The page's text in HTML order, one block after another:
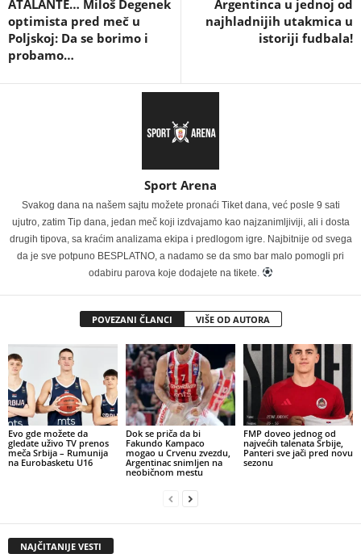
ATALANTE… Miloš Degenek
optimista pred meč u
Poljskoj: Da se borimo i
probamo…
Argentinca u jednoj od
najhladnijih utakmica u
istoriji fudbala!
Sport Arena
Svakog dana na našem sajtu možete pronaći Tiket dana, već posle 9 sati
ujutro, zatim Tip dana, jedan meč koji izdvajamo kao najzanimljiviji, ali i dosta
drugih tipova, sa kraćim analizama ekipa i predlogom igre. Najbitnije od svega
da je sve potpuno BESPLATNO, a nadamo se da smo bar malo pomogli pri
odabiru parova koje dodajete na tikete.
POVEZANI ČLANCI VIŠE OD AUTORA
Evo gde možete da
gledate uživo TV prenos
meča Srbija – Rumunija
na Eurobasketu U16
Dok se priča da bi
Fakundo Kampaco
mogao u Crvenu zvezdu,
Argentinac snimljen na
neobičnom mestu
FMP doveo jednog od
najvećih talenata Srbije,
Panteri sve jači pred novu
sezonu
NAJČITANIJE VESTI